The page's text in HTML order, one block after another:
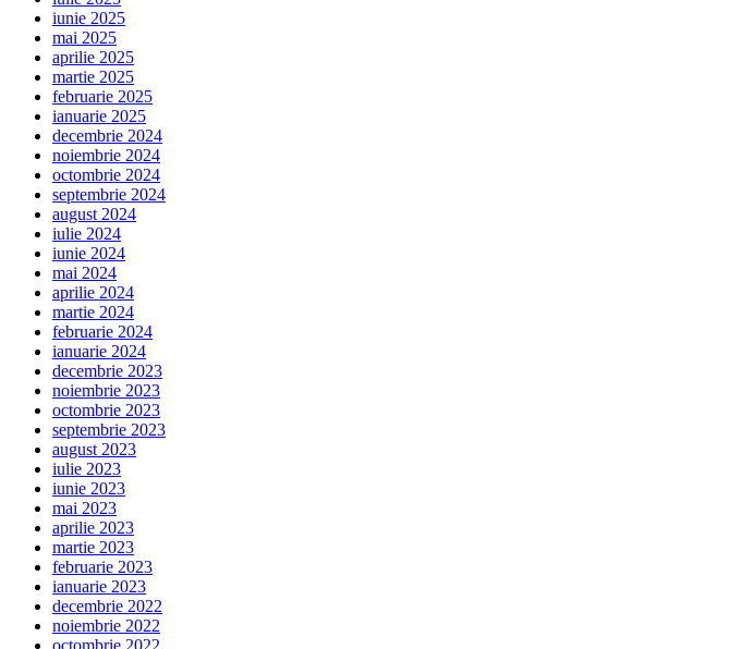
iunie 2025
mai 2025
aprilie 2025
martie 2025
februarie 2025
ianuarie 2025
decembrie 2024
noiembrie 2024
octombrie 2024
septembrie 2024
august 2024
iulie 2024
iunie 2024
mai 2024
aprilie 2024
martie 2024
februarie 2024
ianuarie 2024
decembrie 2023
noiembrie 2023
octombrie 2023
septembrie 2023
august 2023
iulie 2023
iunie 2023
mai 2023
aprilie 2023
martie 2023
februarie 2023
ianuarie 2023
decembrie 2022
noiembrie 2022